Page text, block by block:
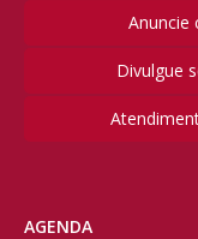
Anuncie
Divulgue
AGENDA